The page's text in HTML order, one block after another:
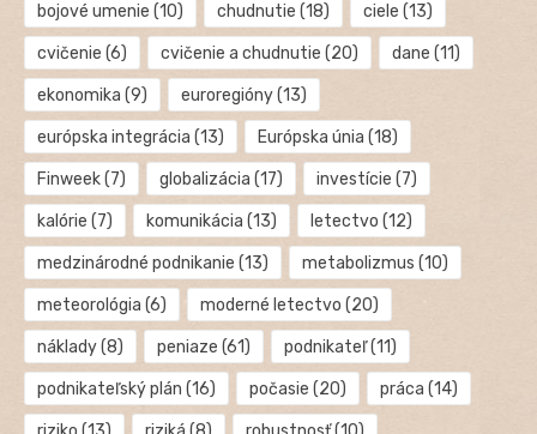
bojové umenie (10) chudnutie (18) ciele (13)
cvičenie (6) cvičenie a chudnutie (20) dane (11)
ekonomika (9) euroregióny(13)
európska integrácia (13) Európska únia (18)
Finweek(7) globalizácia (17) investície (7)
kalórie (7) komunikácia (13) letectvo (12)
medzinárodné podnikanie (13) metabolizmus (10)
meteorológia (6) moderné letectvo (20)
náklady(8) peniaze (61) podnikateľ(11)
podnikateľský plán (16) počasie (20) práca (14)